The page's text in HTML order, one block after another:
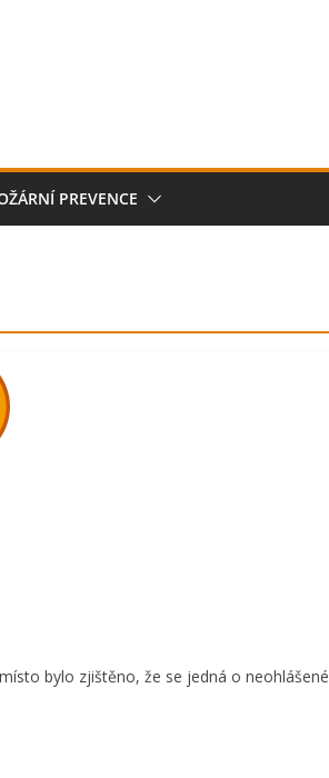
PREVENCE
bylo zjištěno, že se jedná o neohlášené